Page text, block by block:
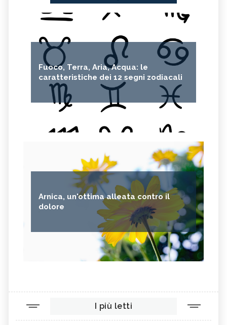
Fuoco, Terra, Aria, Acqua: le
caratteristiche dei 12 segni zodiacali
Arnica, un'ottima alleata contro il
dolore
I più letti